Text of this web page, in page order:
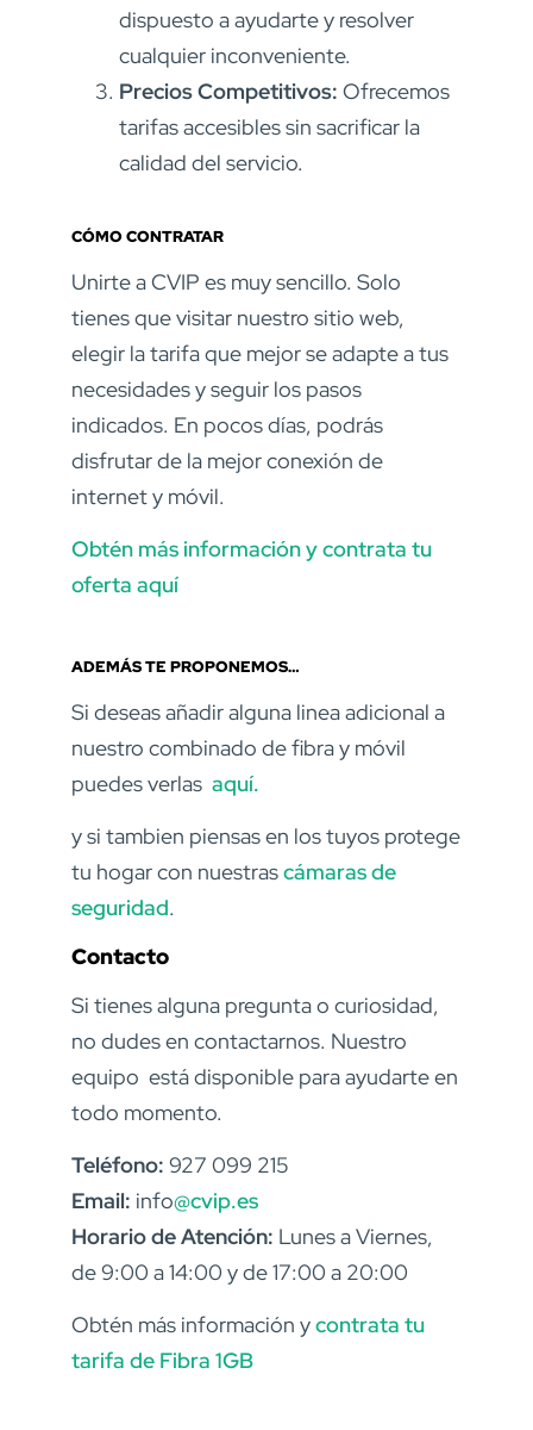
dispuesto a ayudarte y resolver
cualquier inconveniente.
Precios Competitivos: Ofrecemos
tarifas accesibles sin sacrificar la
calidad del servicio.
CÓMO CONTRATAR
Unirte a CVIP es muy sencillo. Solo
tienes que visitar nuestro sitio web,
elegir la tarifa que mejor se adapte a tus
necesidades y seguir los pasos
indicados. En pocos días, podrás
disfrutar de la mejor conexión de
internet y móvil.
Obtén más información y contrata tu
oferta aquí
ADEMÁS TE PROPONEMOS…
Si deseas añadir alguna linea adicional a
nuestro combinado de fibra y móvil
puedes verlas aquí.
y si tambien piensas en los tuyos protege
tu hogar con nuestrascámaras de
seguridad.
Contacto
Si tienes alguna pregunta o curiosidad,
no dudes en contactarnos. Nuestro
equipo está disponible para ayudarte en
todo momento.
Teléfono: 927 099 215
Email: info@cvip.es
Horario de Atención: Lunes a Viernes,
de 9:00 a 14:00 y de 17:00 a 20:00
Obtén más información ycontrata tu
tarifa de Fibra 1GB